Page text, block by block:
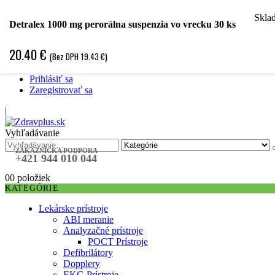
Hľadať podľa špecializácie
Špecifická objednávka
Prihlásiť sa
Zaregistrovať sa
|
Vyhľadávanie
ZÁKAZNÍCKA PODPORA
+421 944 010 044
00 položiek
KATEGÓRIE
Lekárske prístroje
ABI meranie
Analyzačné prístroje
POCT Prístroje
Defibrilátory
Dopplery
Detralex 1000 mg perorálna suspenzia vo vrecku 30 ks
20.40€ (Bez DPH19.43€)